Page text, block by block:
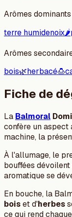
Arômes dominants
terre humidenoix🌶️
Arômes
bois🌿herbacé🍮
Fiche de
La Balmoral
confère un aspect
machine, la
À l'allumage, le
bouffées
aromatique se
En bouche, la
boiset d'herbes
ce qui rend